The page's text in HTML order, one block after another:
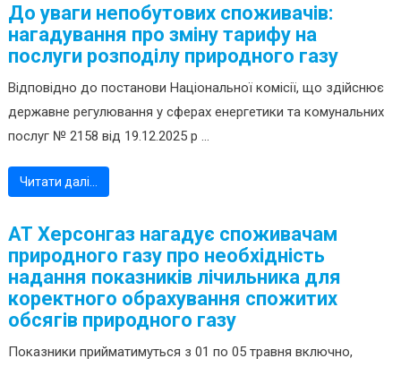
До уваги непобутових споживачів:
нагадування про зміну тарифу на
послуги розподілу природного газу
Відповідно до постанови Національної комісії, що здійснює
державне регулювання у сферах енергетики та комунальних
послуг № 2158 від 19.12.2025 р ...
Читати далі…
АТ Херсонгаз нагадує споживачам
природного газу про необхідність
надання показників лічильника для
коректного обрахування спожитих
обсягів природного газу
Показники прийматимуться з 01 по 05 травня включно,